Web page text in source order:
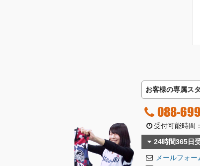
お客様の専属ス
088-
受付可能時
24時間365日
メールフォ